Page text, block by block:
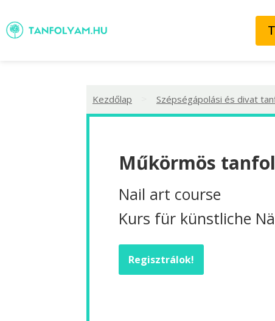
Kezdőlap Szépségápolási és divat
Műkörmös
Nail art course
Kurs für künstliche
Regisztrálok!